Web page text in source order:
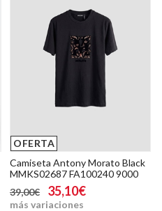
OFERTA
Camiseta Antony Morato Black
MMKS02687 FA100240 9000
39,00€
35,10€
más variaciones